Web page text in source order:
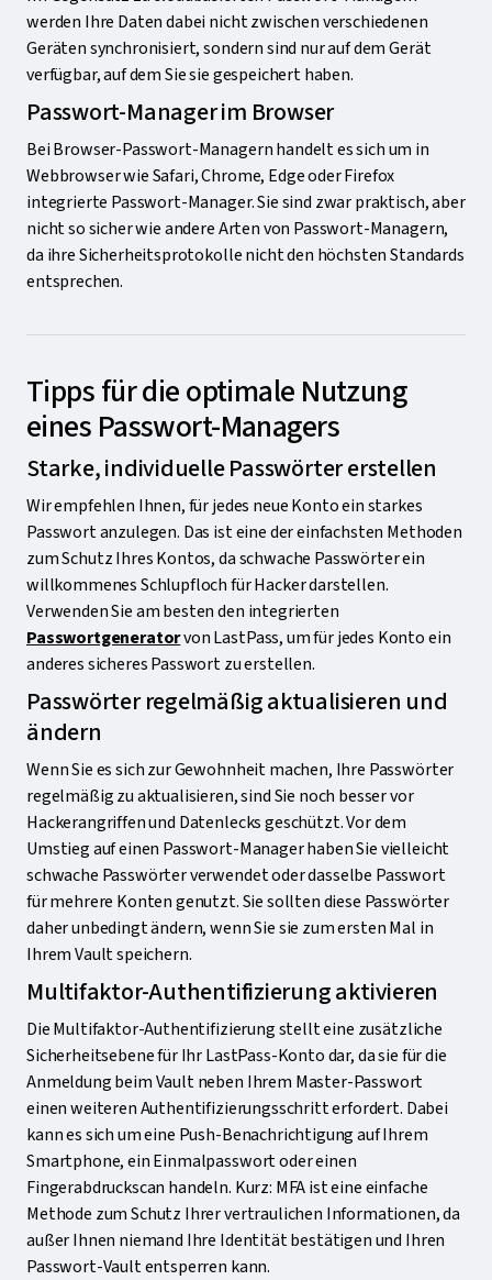
werden Ihre Daten dabei nicht zwischen verschiedenen
Geräten synchronisiert, sondern sind nur auf dem Gerät
verfügbar, auf dem Sie sie gespeichert haben.
Passwort-Manager im Browser
Bei Browser-Passwort-Managern handelt es sich um in
Webbrowser wie Safari, Chrome, Edge oder Firefox
integrierte Passwort-Manager. Sie sind zwar praktisch, aber
nicht so sicher wie andere Arten von Passwort-Managern,
da ihre Sicherheitsprotokolle nicht den höchsten Standards
entsprechen.
Tipps für die optimale Nutzung
eines Passwort-Managers
Starke, individuelle Passwörter erstellen
Wir empfehlen Ihnen, für jedes neue Konto ein starkes
Passwort anzulegen. Das ist eine der einfachsten Methoden
zum Schutz Ihres Kontos, da schwache Passwörter ein
willkommenes Schlupfloch für Hacker darstellen.
Verwenden Sie am besten den integrierten
Passwortgeneratorvon LastPass, um für jedes Konto ein
anderes sicheres Passwort zu erstellen.
Passwörter regelmäßig aktualisieren und
ändern
Wenn Sie es sich zur Gewohnheit machen, Ihre Passwörter
regelmäßig zu aktualisieren, sind Sie noch besser vor
Hackerangriffen und Datenlecks geschützt. Vor dem
Umstieg auf einen Passwort-Manager haben Sie vielleicht
schwache Passwörter verwendet oder dasselbe Passwort
für mehrere Konten genutzt. Sie sollten diese Passwörter
daher unbedingt ändern, wenn Sie sie zum ersten Mal in
Ihrem Vault speichern.
Multifaktor-Authentifizierung aktivieren
Die Multifaktor-Authentifizierung stellt eine zusätzliche
Sicherheitsebene für Ihr LastPass-Konto dar, da sie für die
Anmeldung beim Vault neben Ihrem Master-Passwort
einen weiteren Authentifizierungsschritt erfordert. Dabei
kann es sich um eine Push-Benachrichtigung auf Ihrem
Smartphone, ein Einmalpasswort oder einen
Fingerabdruckscan handeln. Kurz: MFA ist eine einfache
Methode zum Schutz Ihrer vertraulichen Informationen, da
außer Ihnen niemand Ihre Identität bestätigen und Ihren
Passwort-Vault entsperren kann.